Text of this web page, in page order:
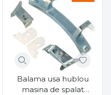
Balama usa hublou
masina de spalat